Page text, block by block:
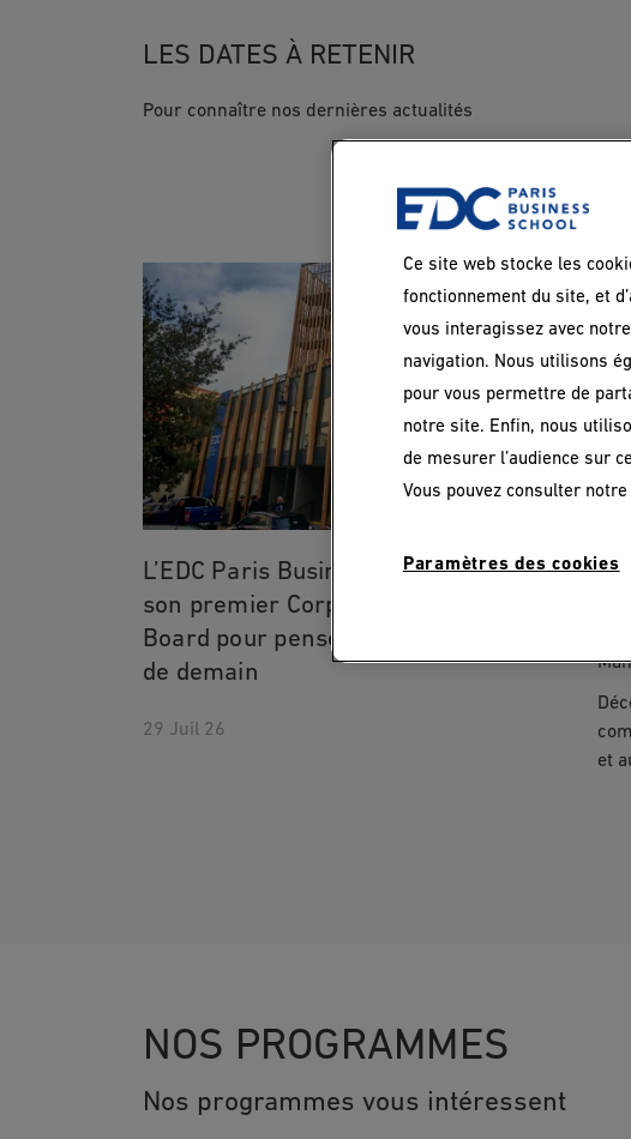
LES DATES À RETENIR
Pour connaître nos dernières actualités
L’EDC Paris Business School réunit
son premier Corporate Advisory
Board pour penser les compétences
de demain
29 Juil 26
et
NOS PROGRAMMES
Nos programmes vous intéressent
Ce site web stocke les
fonctionnement du site, et
vous interagissez avec
navigation. Nous utilisons
pour vous permettre de
notre site. Enfin, nous
de mesurer l’audience sur
Vous pouvez consulter notre
Paramètres des cookies